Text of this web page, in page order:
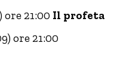
ore 21:00 Il profeta
ore 21:00